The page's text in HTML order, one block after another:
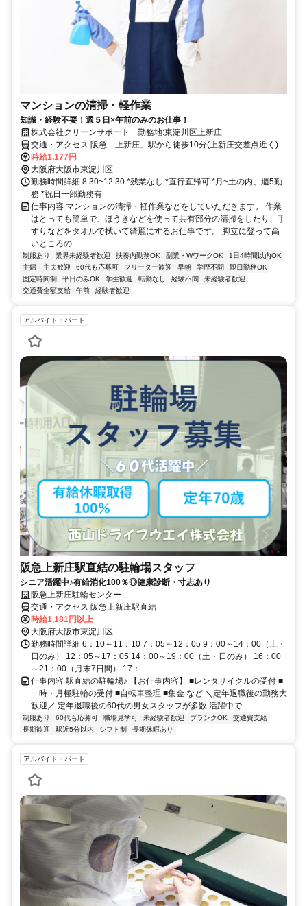
マンションの清掃・軽作業
知識・経験不要！週５日×午前のみのお仕事！
株式会社クリーンサポート 勤務地:東淀川区上新庄
交通・アクセス 阪急「上新庄」駅から徒歩10分(上新庄交差点近く)
時給1,177円
大阪府大阪市東淀川区
勤務時間詳細 8:30~12:30 *残業なし *直行直帰可 *月~土の内、週5勤
務 *祝日一部勤務有
仕事内容 マンションの清掃・軽作業などをしていただきます。 作業
はとっても簡単で、ほうきなどを使って共有部分の清掃をしたり、手
すりなどをタオルで拭いて綺麗にするお仕事です。 脚立に登って高
いところの...
制服あり 業界未経験者歓迎 扶養内勤務OK 副業・WワークOK
1日4時間以内OK
主婦・主夫歓迎
60代も応募可 フリーター歓迎 早朝 学歴不問
即日勤務OK
固定時間制
平日のみOK 学生歓迎 転勤なし 経験不問
未経験者歓迎
交通費全額支給
午前 経験者歓迎
アルバイト・パート
阪急上新庄駅直結の駐輪場スタッフ
シニア活躍中♪有給消化100％◎健康診断・寸志あり
阪急上新庄駐輪センター
交通・アクセス 阪急上新庄駅直結
時給1,181円以上
大阪府大阪市東淀川区
勤務時間詳細 6：10～11：10 7：05～12：05 9：00～14：00（土・
日のみ） 12：05～17：05 14：00～19：00（土・日のみ） 16：00
～21：00（月末7日間） 17：...
仕事内容 駅直結の駐輪場♪ 【お仕事内容】 ■レンタサイクルの受付 ■
一時・月極駐輪の受付 ■自転車整理 ■集金 など ＼定年退職後の勤務大
歓迎／ 定年退職後の60代の男女スタッフが多数 活躍中で...
制服あり 60代も応募可 職場見学可 未経験者歓迎 ブランクOK
交通費支給
長期歓迎
駅近5分以内 シフト制 長期休暇あり
アルバイト・パート